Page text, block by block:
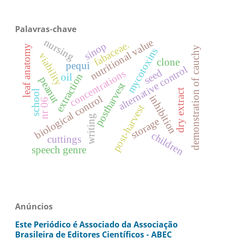
Palavras-chave
concentrations
inhibition
postharvestalternative control
extraction
nutritional value
oil
pequi
biological controlpost-harvest
mycotoxins
peanut
leaf anatomy fabaceae. demonstration of cauchy
writing
speech genre
dry extract
nursing
storage
seed
viability
cuttings
clone
sinop
school
children
nr 06
Anúncios
Este Periódico é Associado da Associação
Brasileira de Editores Científicos - ABEC